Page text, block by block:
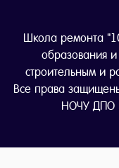
Школа ремонта
образования
строительным и
Все права
НОЧУ ДПО